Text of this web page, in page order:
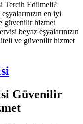
Tercih Edilmeli?
en iyi
güvenilir hizmet
beyaz eşyalarınızın
ve güvenilir hizmet
Güvenilir